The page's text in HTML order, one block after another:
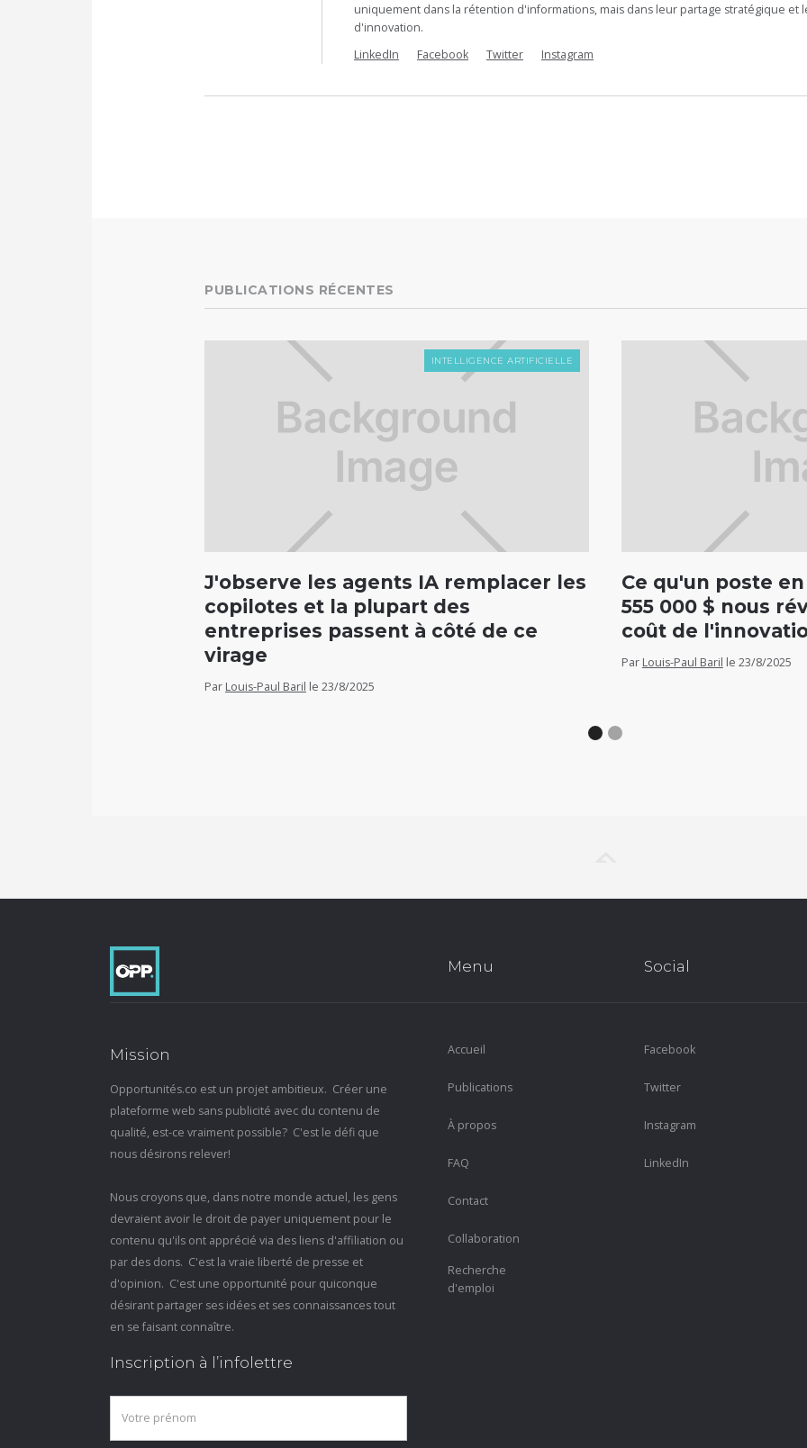
uniquement dans la rétention d'informations, mais dans leur partage stratégique et
d'innovation.
LinkedIn
Facebook Twitter Instagram
PUBLICATIONS RÉCENTES
INTELLIGENCE ARTIFICIELLE
J'observe les agents IA remplacer les
copilotes et la plupart des
entreprises passent à côté de ce
virage
Par Louis-Paul Baril le 23/8/2025
Ce qu'un poste
555 000 $ nous
coût de
Par Louis-Paul Baril le 23/8/2025
Mission
Opportunités.co est un projet ambitieux. Créer une
plateforme web sans publicité avec du contenu de
qualité, est-ce vraiment possible? C'est le défi que
nous désirons relever!
Nous croyons que, dans notre monde actuel, les gens
devraient avoir le droit de payer uniquement pour le
contenu qu'ils ont apprécié via des liens d'affiliation ou
par des dons. C'est la vraie liberté de presse et
d'opinion. C'est une opportunité pour quiconque
désirant partager ses idées et ses connaissances tout
en se faisant connaître.
Inscription à l’infolettre
Menu Social
Accueil
Publications
À propos
FAQ
Contact
Collaboration
Recherche
d'emploi
Facebook
Twitter
Instagram
LinkedIn